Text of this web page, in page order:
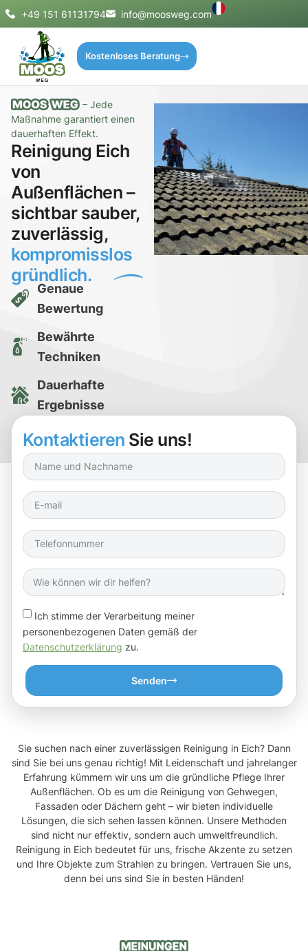
+49 151 61131794 info@moosweg.com
Kostenloses Beratung
– Jede
Maßnahme garantiert einen
dauerhaften Effekt.
Reinigung Eich
von
Außenflächen –
sichtbar sauber,
zuverlässig,
kompromisslos
gründlich.
Genaue
Bewertung
Bewährte
Techniken
Dauerhafte
Ergebnisse
Kostenlose
Reinigungsprobe
Kontaktieren Sie uns!
Ich stimme der Verarbeitung meiner
personenbezogenen Daten gemäß der
Datenschutzerklärung zu.
Senden
Sie suchen nach einer zuverlässigen Reinigung in Eich? Dann
sind Sie bei uns genau richtig! Mit Leidenschaft und jahrelanger
Erfahrung kümmern wir uns um die gründliche Pflege Ihrer
Außenflächen. Ob es um die Reinigung von Gehwegen,
Fassaden oder Dächern geht – wir bieten individuelle
Lösungen, die sich sehen lassen können. Unsere Methoden
sind nicht nur effektiv, sondern auch umweltfreundlich.
Reinigung in Eich bedeutet für uns, frische Akzente zu setzen
und Ihre Objekte zum Strahlen zu bringen. Vertrauen Sie uns,
denn bei uns sind Sie in besten Händen!